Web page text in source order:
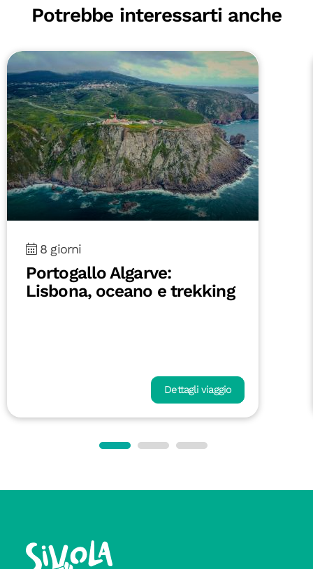
Potrebbe interessarti anche
8 giorni
Portogallo Algarve:
Lisbona, oceano e trekking
Dettagli viaggio